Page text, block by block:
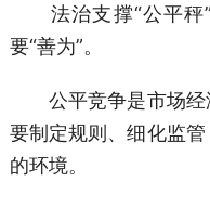
法治支撑“公平秤”
要“善为”。
公平竞争是市场经
要制定规则、细化监
的环境。